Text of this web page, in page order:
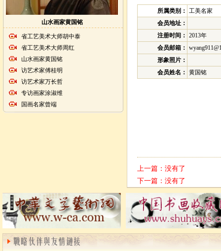
山水画家黄国铭
省工艺美术大师胡中泰
省工艺美术大师周红
山水画家黄国铭
访艺术家傅桂明
访艺术家万长哲
专访画家涂淑维
国画名家曾端
所属类别： 工美名家
会员地址：
注册时间： 2013年
会员邮箱：
形象照片：
会员姓名： 黄国铭
上一篇：没有了
下一篇：没有了